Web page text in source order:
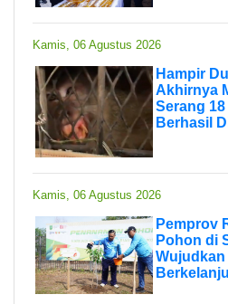
Kamis, 06 Agustus 2026
Hampir
Akhirnya
Serang
Berhasil
Kamis, 06 Agustus 2026
Pemprov
Pohon di
Wujudkan